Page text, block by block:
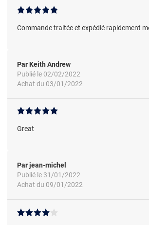
Commande traitée et expédié rapidement
Par Keith Andrew
Publié le 02/02/2022
Achat du 03/01/2022
Great
Par jean-michel
Publié le 31/01/2022
Achat du 09/01/2022